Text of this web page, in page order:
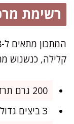
רשימת
קלילה, כנשנוש
200 גרם תרד טרי – שטוף היטב, מיובש וקצוץ גס
3 ביצים גדולות